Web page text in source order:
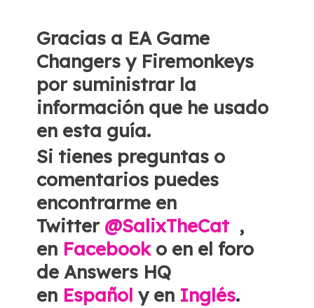
Gracias a EA Game
Changers y Firemonkeys
por suministrar la
información que he usado
en esta guía.
Si tienes preguntas o
comentarios puedes
encontrarme en
Twitter @SalixTheCat ,
en Facebooko en el foro
de Answers HQ
en Español y en Inglés.